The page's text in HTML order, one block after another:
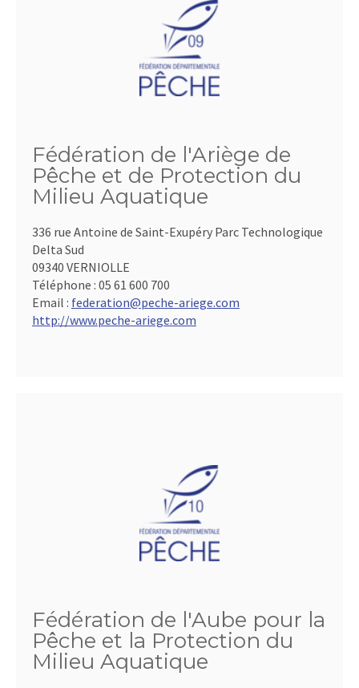
Fédération de l'Ariège de
Pêche et de Protection du
Milieu Aquatique
336 rue Antoine de Saint-Exupéry Parc Technologique
Delta Sud
09340 VERNIOLLE
Téléphone : 05 61 600 700
Email : federation@peche-ariege.com
http://www.peche-ariege.com
Fédération de l'Aube pour la
Pêche et la Protection du
Milieu Aquatique